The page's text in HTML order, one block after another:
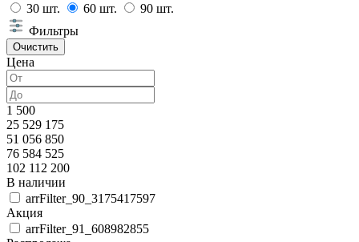
30 шт. 60 шт. 90 шт.
Фильтры
Цена
1 500
25 529 175
51 056 850
76 584 525
102 112 200
В наличии
arrFilter_90_3175417597
Акция
arrFilter_91_608982855